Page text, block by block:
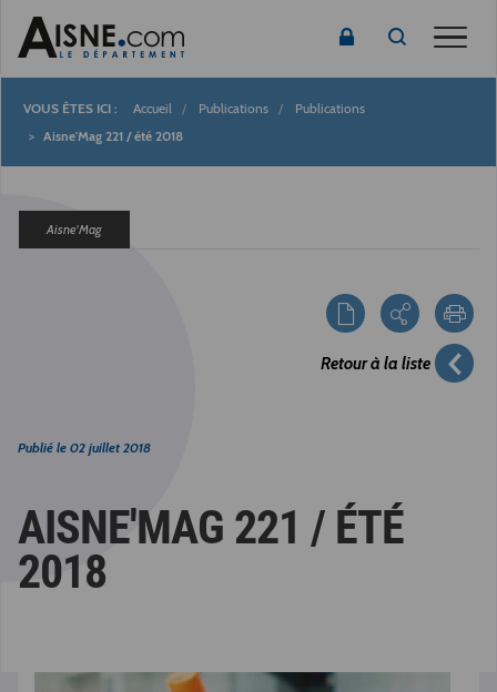
Fil
Accueil Publications
Publications
Aisne'Mag 221 / été 2018
Aisne'Mag
Retour à la liste
Publié le 02 juillet 2018
AISNE'MAG 221 / ÉTÉ
2018